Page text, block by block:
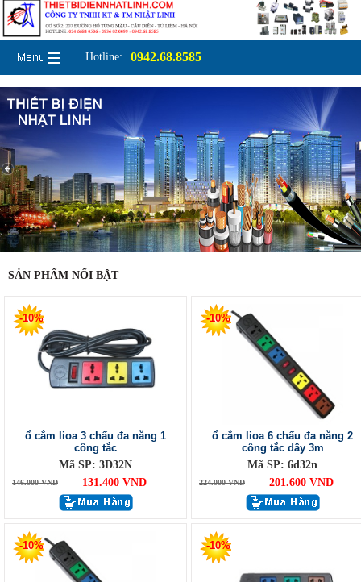
Hotline: 0942.68.8585
SẢN PHẨM NỔI BẬT
-10%
ổ cắm lioa 3 chấu đa năng 1
công tắc
Mã SP: 3D32N
146.000 VND 131.400 VND
-10%
ổ cắm lioa 6 chấu đa năng 2
công tắc dây 3m
Mã SP: 6d32n
224.000 VND 201.600 VND
-10% -10%